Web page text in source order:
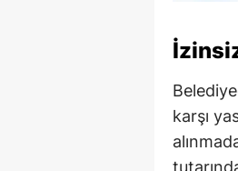
karşı